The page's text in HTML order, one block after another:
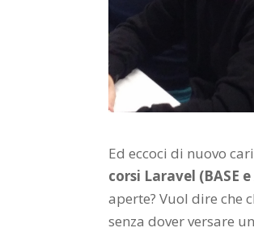
Ed eccoci di nuovo
corsi Laravel (BASE
aperte? Vuol dire che
senza dover versare